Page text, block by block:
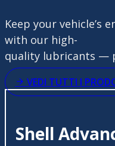
Keep your vehicle’s
with our high-
quality lubricants —
VEDI TUTTI I
Shell